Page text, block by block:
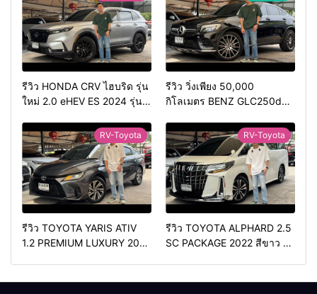
รีวิว HONDA CRV ไฮบริด รุ่น
ใหม่ 2.0 eHEV ES 2024 รุ่น
วิ่ง3หมื่นกว่าโล
รีวิว วิ่งเพียง 50,000
กิโลเมตร BENZ GLC250d
เดียว ดีเซล สวยหายาก ทรง
สปอร์ต
RV-Toyota
รีวิว TOYOTA YARIS ATIV
1.2 PREMIUM LUXURY 2024
RV-Toyota
รีวิว TOYOTA ALPHARD 2.5
SC PACKAGE 2022 สีขาว ท้อ